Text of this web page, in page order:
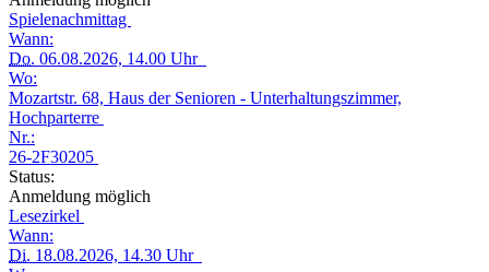
Spielenachmittag
Wann:
Do. 06.08.2026, 14.00 Uhr
Wo:
Mozartstr. 68, Haus der Senioren - Unterhaltungszimmer,
Hochparterre
Nr.:
26-2F30205
Status:
Anmeldung möglich
Lesezirkel
Wann:
Di. 18.08.2026, 14.30 Uhr